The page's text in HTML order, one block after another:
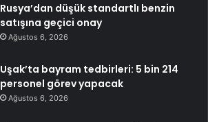
Rusya’dan düşük standartlı benzin
satışına geçici onay
Ağustos 6, 2026
Uşak’ta bayram tedbirleri: 5 bin 214
personel görev yapacak
Ağustos 6, 2026